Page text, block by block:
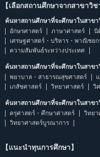
【เลือกสถานศึกษาจากสาขาวิชา
ค้นหาสถานศึกษาที่จะศึกษาในสาข
อักษรศาสตร์
ภาษาศาสตร์
นิ
เศรษฐศาสตร์・บริหาร・พาณิชย
ความสัมพันธ์ระหว่างประเทศ
ค้นหาสถานศึกษาที่จะศึกษาในสาข
พยาบาล・สาธารณสุขศาสตร์
เภสัชศาสตร์
วิทยาศาสตร์ วิ
ค้นหาสถานศึกษาที่จะศึกษาในสาข
ครุศาสตร์・ศึกษาศาสตร์
วิทยา
วิทยาศาสตร์บูรณาการ
【แนะนำทุนการศึกษา】